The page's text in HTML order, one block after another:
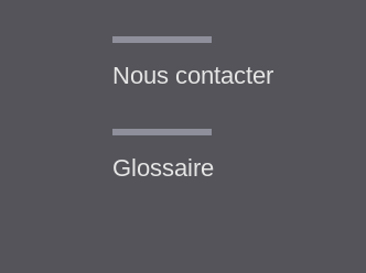
Nous contacter
Glossaire